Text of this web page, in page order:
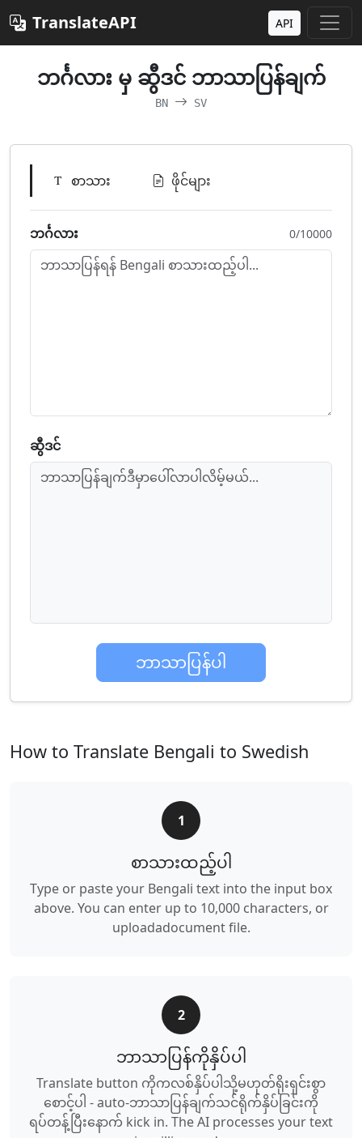
TranslateAPI API
ဘင်္ဂလား မှ ဆွီဒင် ဘာသာပြန်ချက်
BN SV
စာသား ဖိုင်များ
ဘင်္ဂလား 0/10000
ဆွီဒင်
ဘာသာပြန်ချက်ဒီမှာပေါ်လာပါလိမ့်မယ်...
ဘာသာပြန်ပါ
How to Translate Bengali to Swedish
1
စာသားထည့်ပါ
Type or paste your Bengali text into the input box
above. You can enter up to 10,000 characters, or
uploadadocument file.
2
ဘာသာပြန်ကိုနှိပ်ပါ
Translate button ကိုကလစ်နှိပ်ပါသို့မဟုတ်ရိုးရှင်းစွာ
စောင့်ပါ - auto-ဘာသာပြန်ချက်သင်ရိုက်နှိပ်ခြင်းကို
ရပ်တန့်ပြီးနောက် kick in. The AI processes your text